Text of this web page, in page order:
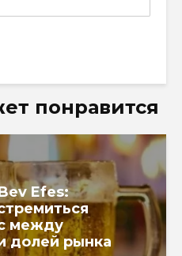
понравится
Efes:
между
долей рынка